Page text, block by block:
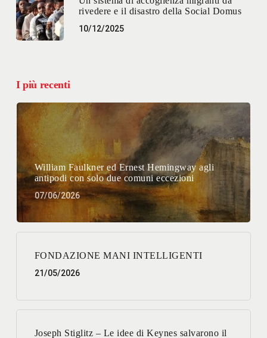
rivedere e il disastro della Social Domus
10/12/2025
I più recenti
William Faulkner ed Ernest Hemingway agli
antipodi con solo due comuni eccezioni
07/06/2026
FONDAZIONE MANI INTELLIGENTI
21/05/2026
Joseph Stiglitz – Le idee di Keynes salvarono il